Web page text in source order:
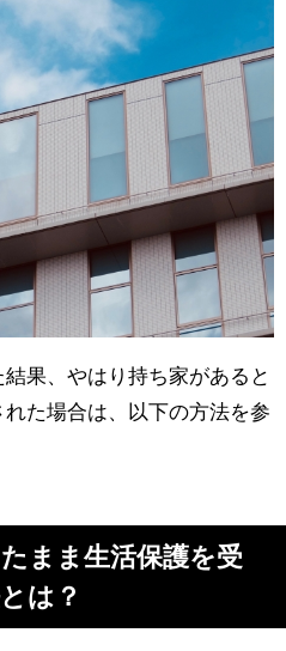
果、やはり持ち家があると
た場合は、以下の方法を参
まま生活保護を受
は？